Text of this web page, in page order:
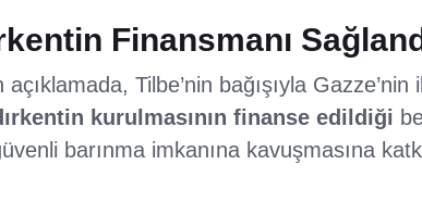
Finansmanı
Tilbe’nin bağışıyla Gazze’nin
kurulmasının finanse edildiği
barınma imkanına kavuşmasına